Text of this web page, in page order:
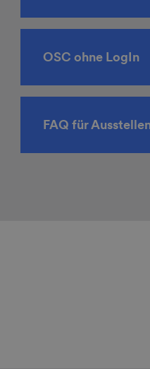
OSC ohne LogIn
FAQ für